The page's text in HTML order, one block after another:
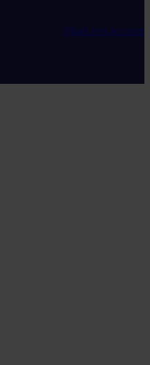
Maak een account